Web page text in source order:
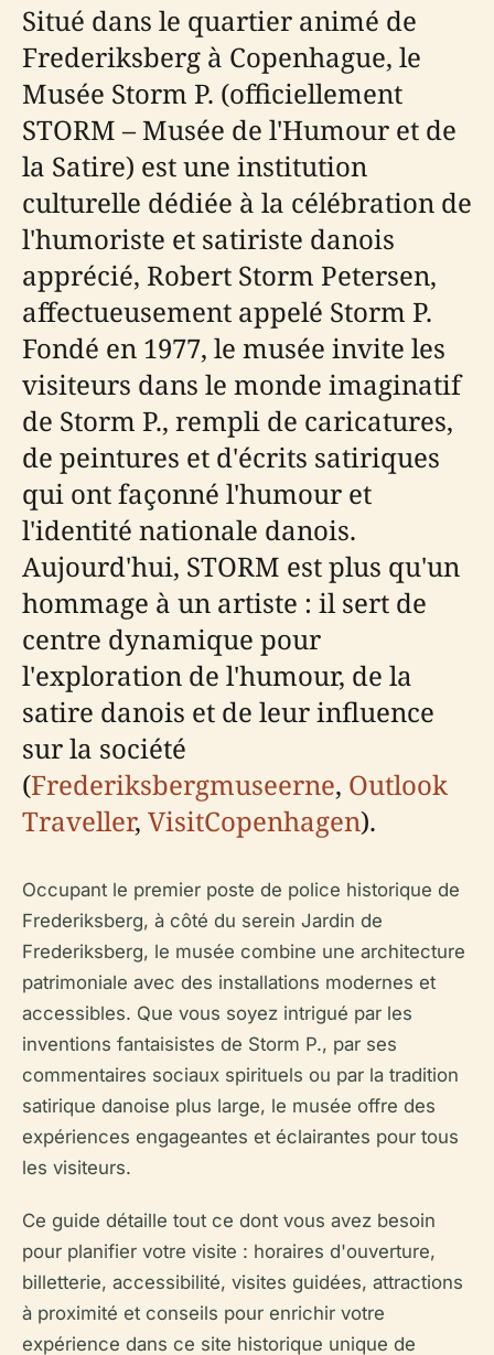
Situé dans le quartier animé de
Frederiksberg à Copenhague, le
Musée Storm P. (officiellement
STORM – Musée de l'Humour et de
la Satire) est une institution
culturelle dédiée à la célébration de
l'humoriste et satiriste danois
apprécié, Robert Storm Petersen,
affectueusement appelé Storm P.
Fondé en 1977, le musée invite les
visiteurs dans le monde imaginatif
de Storm P., rempli de caricatures,
de peintures et d'écrits satiriques
qui ont façonné l'humour et
l'identité nationale danois.
Aujourd'hui, STORM est plus qu'un
hommage à un artiste : il sert de
centre dynamique pour
l'exploration de l'humour, de la
satire danois et de leur influence
sur la société
(Frederiksbergmuseerne, Outlook
Traveller, VisitCopenhagen).
Occupant le premier poste de police historique de
Frederiksberg, à côté du serein Jardin de
Frederiksberg, le musée combine une architecture
patrimoniale avec des installations modernes et
accessibles. Que vous soyez intrigué par les
inventions fantaisistes de Storm P., par ses
commentaires sociaux spirituels ou par la tradition
satirique danoise plus large, le musée offre des
expériences engageantes et éclairantes pour tous
les visiteurs.
Ce guide détaille tout ce dont vous avez besoin
pour planifier votre visite : horaires d'ouverture,
billetterie, accessibilité, visites guidées, attractions
à proximité et conseils pour enrichir votre
expérience dans ce site historique unique de